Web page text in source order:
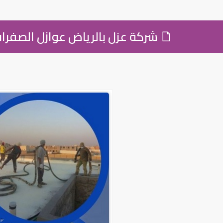
شركة عزل بالرياض عوازل